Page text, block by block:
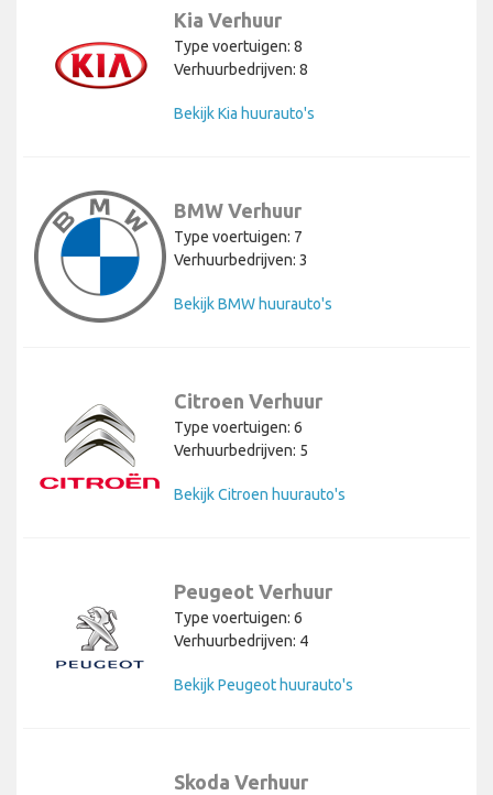
Kia Verhuur
Type voertuigen: 8
Verhuurbedrijven: 8
Bekijk Kia huurauto's
BMW Verhuur
Type voertuigen: 7
Verhuurbedrijven: 3
Bekijk BMW huurauto's
Citroen Verhuur
Type voertuigen: 6
Verhuurbedrijven: 5
Bekijk Citroen huurauto's
Peugeot Verhuur
Type voertuigen: 6
Verhuurbedrijven: 4
Bekijk Peugeot huurauto's
Skoda Verhuur